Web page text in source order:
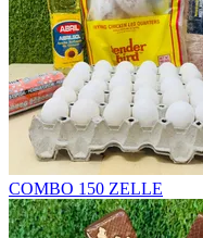
COMBO 1 50 ZELLE